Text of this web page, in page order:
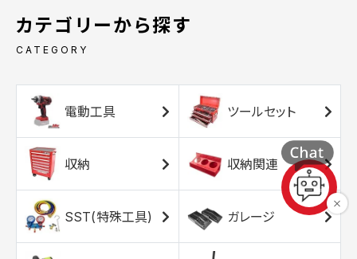
カテゴリーから探す
CATEGORY
電動工具 ツールセット
収納 収納関連
SST(特殊工具) ガレージ